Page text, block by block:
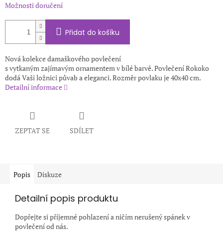
Možnosti doručení
Přidat do košíku
Nová kolekce damaškového povlečení
s vytkaným zajímavým ornamentem v bílé barvě. Povlečení Rokoko
dodá Vaši ložnici půvab a eleganci. Rozměr povlaku je 40x40 cm.
Detailní informace
ZEPTAT SE SDÍLET
Popis Diskuze
Detailní popis produktu
Dopřejte si příjemné pohlazení a ničím nerušený spánek v
povlečení od nás.